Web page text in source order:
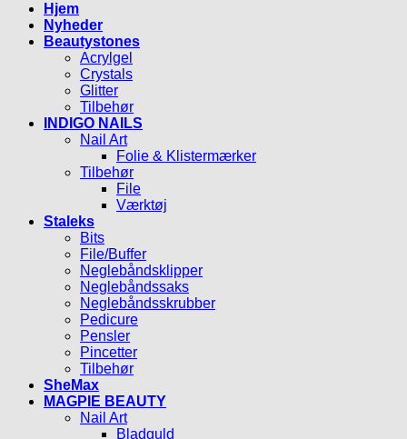
Hjem
Nyheder
Beautystones
Acrylgel
Crystals
Glitter
Tilbehør
INDIGO NAILS
Nail Art
Folie & Klistermærker
Tilbehør
File
Værktøj
Staleks
Bits
File/Buffer
Neglebåndsklipper
Neglebåndssaks
Neglebåndsskrubber
Pedicure
Pensler
Pincetter
Tilbehør
SheMax
MAGPIE BEAUTY
Nail Art
Bladguld